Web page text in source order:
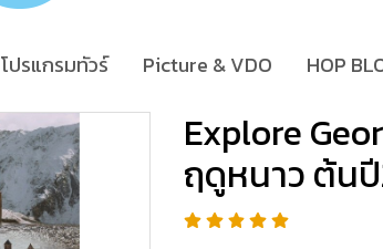
โปรแกรมทัวร์ Picture & VDO HOP
Explore
ฤดูหนาว ต้น